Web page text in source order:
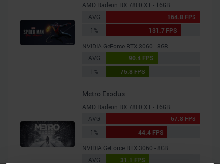
AMD Radeon RX 7800 XT - 16GB
AVG
164.8 FPS
1%
131.7 FPS
NVIDIA GeForce RTX 3060 - 8GB
AVG
90.4 FPS
1%
75.8 FPS
Metro Exodus
AMD Radeon RX 7800 XT - 16GB
AVG
67.8 FPS
1%
44.4 FPS
NVIDIA GeForce RTX 3060 - 8GB
AVG
31.1 FPS